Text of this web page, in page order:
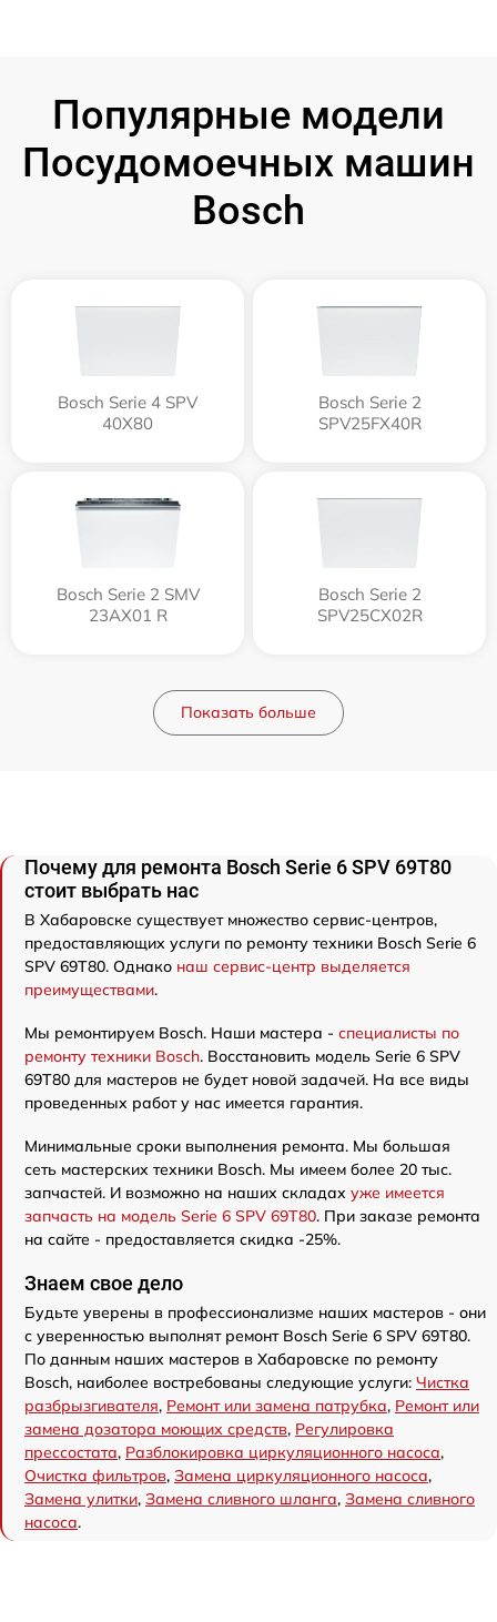
Популярные модели
Посудомоечных машин
Bosch
Bosch Serie 4 SPV
40X80
Bosch Serie 2
SPV25FX40R
Bosch Serie 2 SMV
23AX01 R
Bosch Serie 2
SPV25CX02R
Показать больше
Почему для ремонта Bosch Serie 6 SPV 69T80
стоит выбрать нас
В Хабаровске существует множество сервис-центров,
предоставляющих услуги по ремонту техники Bosch Serie 6
SPV 69T80. Однако наш сервис-центр выделяется
преимуществами.
Мы ремонтируем Bosch. Наши мастера - специалисты по
ремонту техники Bosch. Восстановить модель Serie 6 SPV
69T80 для мастеров не будет новой задачей. На все виды
проведенных работ у нас имеется гарантия.
Минимальные сроки выполнения ремонта. Мы большая
сеть мастерских техники Bosch. Мы имеем более 20 тыс.
запчастей. И возможно на наших складах уже имеется
запчасть на модель Serie 6 SPV 69T80. При заказе ремонта
на сайте - предоставляется скидка -25%.
Знаем свое дело
Будьте уверены в профессионализме наших мастеров - они
с уверенностью выполнят ремонт Bosch Serie 6 SPV 69T80.
По данным наших мастеров в Хабаровске по ремонту
Bosch, наиболее востребованы следующие услуги: Чистка
разбрызгивателя, Ремонт или замена патрубка, Ремонт или
замена дозатора моющих средств, Регулировка
прессостата, Разблокировка циркуляционного насоса,
Очистка фильтров, Замена циркуляционного насоса,
Замена улитки, Замена сливного шланга, Замена сливного
насоса.